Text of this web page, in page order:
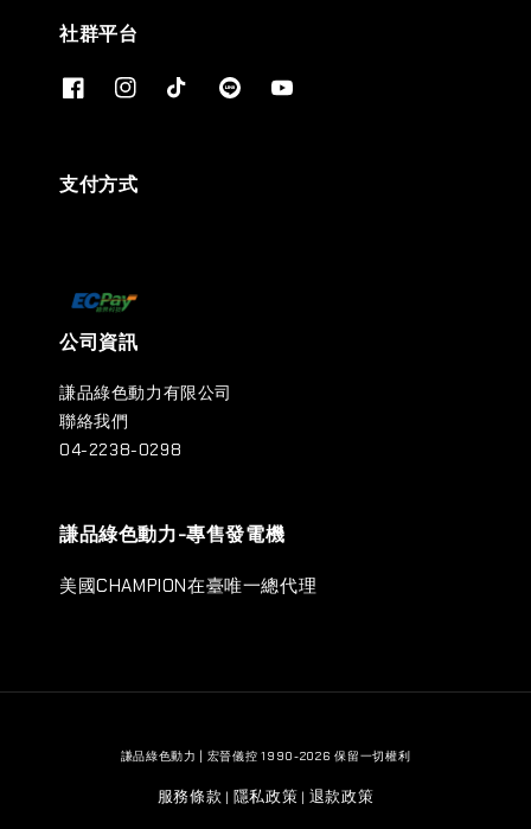
社群平台
支付方式
公司資訊
謙品綠色動力有限公司
聯絡我們
04-2238-0298
謙品綠色動力-專售發電機
美國CHAMPION在臺唯一總代理
謙品綠色動力 | 宏晉儀控 1990-2026 保留一切權利
服務條款 | 隱私政策 | 退款政策